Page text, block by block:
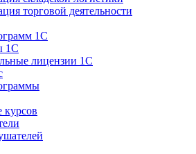
торговой деятельности
1С
1С
лицензии 1С
курсов